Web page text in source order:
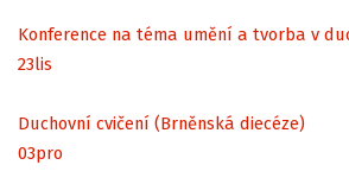
Konference na téma umění a tvorba v
23lis
Duchovní cvičení (Brněnská diecéze)
03pro